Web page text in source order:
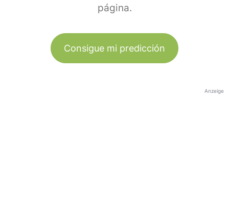
página.
Consigue mi predicción
Anzeige